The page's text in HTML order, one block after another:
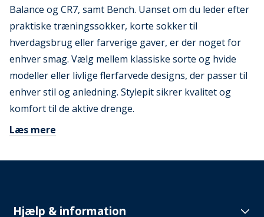
Balance og CR7, samt Bench. Uanset om du leder efter
praktiske træningssokker, korte sokker til
hverdagsbrug eller farverige gaver, er der noget for
enhver smag. Vælg mellem klassiske sorte og hvide
modeller eller livlige flerfarvede designs, der passer til
enhver stil og anledning. Stylepit sikrer kvalitet og
komfort til de aktive drenge.
Læs mere
Hjælp & information